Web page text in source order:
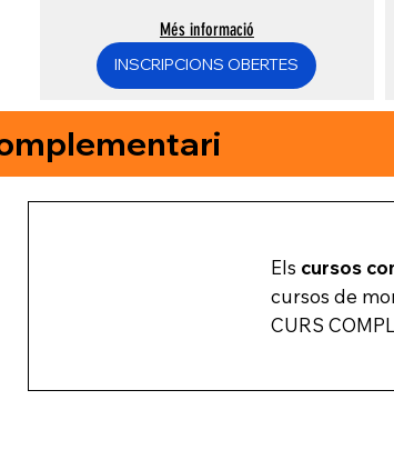
Més informació
INSCRIPCIONS OBERTES
Els cursos
cursos de
CURS